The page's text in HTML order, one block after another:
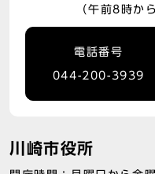
（午前8時か
電話番号
044-200-3939
川崎市役所